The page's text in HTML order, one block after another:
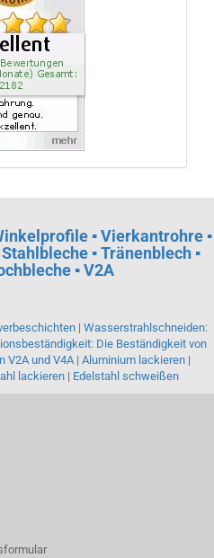
▪ Vierkantrohre ▪
▪ Tränenblech ▪
▪ V2A
| Wasserstrahlschneiden:
Die Beständigkeit von
V2A und V4A | Aluminium lackieren |
lackieren| Edelstahl schweißen